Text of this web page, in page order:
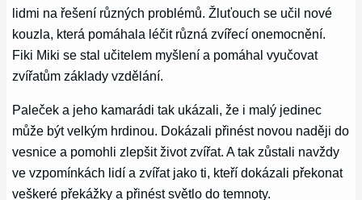
lidmi na řešení různých problémů. Žluťouch se učil nové
kouzla, která pomáhala léčit různá zvířecí onemocnění.
Fiki Miki se stal učitelem myšlení a pomáhal vyučovat
zvířatům základy vzdělání.
Paleček a jeho kamarádi tak ukázali, že i malý jedinec
může být velkým hrdinou. Dokázali přinést novou naději do
vesnice a pomohli zlepšit život zvířat. A tak zůstali navždy
ve vzpomínkách lidí a zvířat jako ti, kteří dokázali překonat
veškeré překážky a přinést světlo do temnoty.